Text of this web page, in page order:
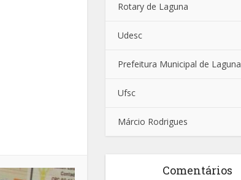
Rotary de Laguna
Udesc
Prefeitura Municipal de Laguna
Ufsc
Márcio Rodrigues
Comentários